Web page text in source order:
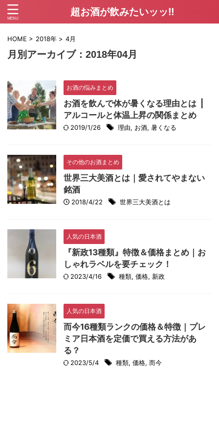
超お酒が飲みたいッッ!!
HOME > 2018年 > 4月
月別アーカイブ：2018年04月
お酒の悩みまとめ
お酒を飲んで体が暑くなる理由とは |
アルコールと体温上昇の関係まとめ
2019/1/26 理由, お酒, 暑くなる
その他のお酒まとめ
世界三大美酒とは｜愛されてやまない
銘酒
2018/4/22 世界三大美酒とは
人気の日本酒
『新政13種類』特徴＆価格まとめ｜お
しゃれラベルを要チェック！
2023/4/16 種類, 価格, 新政
人気の日本酒
而今16種類ランクの価格＆特徴｜プレ
ミア日本酒を定価で買える方法があ
る？
2023/5/4 種類, 価格, 而今